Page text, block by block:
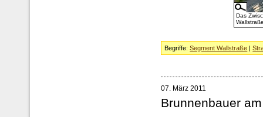
Das
Begriffe:Segment Wallstraße |
07. März 2011
Brunnenbauer